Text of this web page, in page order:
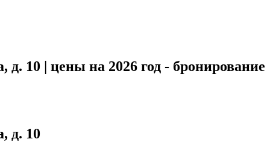
10 | цены на 2026 год - бронирование
д. 10